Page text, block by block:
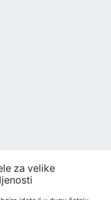
za velike